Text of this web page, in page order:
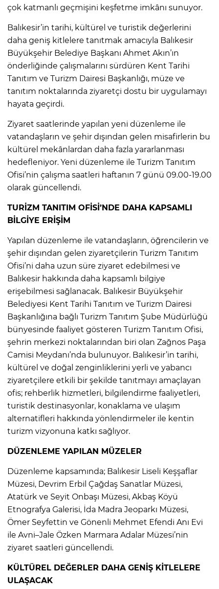
çok katmanlı geçmişini keşfetme imkânı sunuyor.
Balıkesir’in tarihi, kültürel ve turistik değerlerini
daha geniş kitlelere tanıtmak amacıyla Balıkesir
Büyükşehir Belediye Başkanı Ahmet Akın’ın
önderliğinde çalışmalarını sürdüren Kent Tarihi
Tanıtım ve Turizm Dairesi Başkanlığı, müze ve
tanıtım noktalarında ziyaretçi dostu bir uygulamayı
hayata geçirdi.
Ziyaret saatlerinde yapılan yeni düzenleme ile
vatandaşların ve şehir dışından gelen misafirlerin bu
kültürel mekânlardan daha fazla yararlanması
hedefleniyor. Yeni düzenleme ile Turizm Tanıtım
Ofisi’nin çalışma saatleri haftanın 7 günü 09.00-19.00
olarak güncellendi.
TURİZM TANITIM OFİSİ’NDE DAHA KAPSAMLI
BİLGİYE ERİŞİM
Yapılan düzenleme ile vatandaşların, öğrencilerin ve
şehir dışından gelen ziyaretçilerin Turizm Tanıtım
Ofisi’ni daha uzun süre ziyaret edebilmesi ve
Balıkesir hakkında daha kapsamlı bilgiye
erişebilmesi sağlanacak. Balıkesir Büyükşehir
Belediyesi Kent Tarihi Tanıtım ve Turizm Dairesi
Başkanlığına bağlı Turizm Tanıtım Şube Müdürlüğü
bünyesinde faaliyet gösteren Turizm Tanıtım Ofisi,
şehrin merkezi noktalarından biri olan Zağnos Paşa
Camisi Meydanı’nda bulunuyor. Balıkesir’in tarihi,
kültürel ve doğal zenginliklerini yerli ve yabancı
ziyaretçilere etkili bir şekilde tanıtmayı amaçlayan
ofis; rehberlik hizmetleri, bilgilendirme faaliyetleri,
turistik destinasyonlar, konaklama ve ulaşım
alternatifleri hakkında yönlendirmeler ile kentin
turizm vizyonuna katkı sağlıyor.
DÜZENLEME YAPILAN MÜZELER
Düzenleme kapsamında; Balıkesir Liseli Keşşaflar
Müzesi, Devrim Erbil Çağdaş Sanatlar Müzesi,
Atatürk ve Seyit Onbaşı Müzesi, Akbaş Köyü
Etnografya Galerisi, İda Madra Jeoparkı Müzesi,
Ömer Seyfettin ve Gönenli Mehmet Efendi Anı Evi
ile Avni–Jale Özken Marmara Adalar Müzesi’nin
ziyaret saatleri güncellendi.
KÜLTÜREL DEĞERLER DAHA GENİŞ KİTLELERE
ULAŞACAK